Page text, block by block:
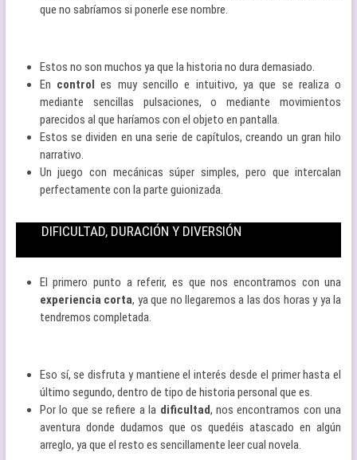
que no sabríamos si ponerle ese nombre.
Estos no son muchos ya que la historia no dura demasiado.
En controles muy sencillo e intuitivo, ya que se realiza o
mediante sencillas pulsaciones, o mediante movimientos
parecidos al que haríamos con el objeto en pantalla.
Estos se dividen en una serie de capítulos, creando un gran hilo
narrativo.
Un juego con mecánicas súper simples, pero que intercalan
perfectamente con la parte guionizada.
DIFICULTAD, DURACIÓN Y DIVERSIÓN
El primero punto a referir, es que nos encontramos con una
experiencia corta, ya que no llegaremos a las dos horas y ya la
tendremos completada.
Eso sí, se disfruta y mantiene el interés desde el primer hasta el
último segundo, dentro de tipo de historia personal que es.
Por lo que se refiere a la dificultad, nos encontramos con una
aventura donde dudamos que os quedéis atascado en algún
arreglo, ya que el resto es sencillamente leer cual novela.